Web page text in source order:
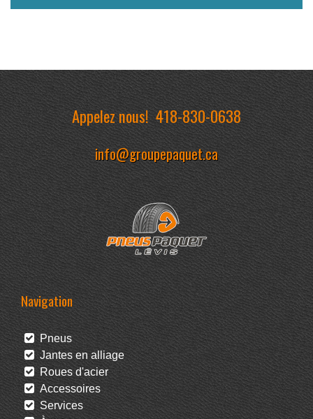
Appelez nous!418-830-0638
info@groupepaquet.ca
Navigation
Pneus
Jantes en alliage
Roues d'acier
Accessoires
Services